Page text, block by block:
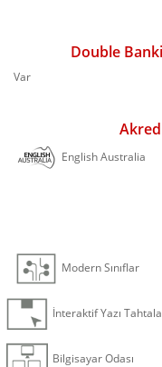
Double
Var
English Australia
Modern Sınıflar
İnteraktif Yazı
Bilgisayar Odası